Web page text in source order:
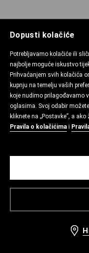
Dopusti kolačiće
Potrebljavamo kolačiće ili
najbolje moguće iskustvo
Prihvaćanjem svih kolačića
kupnju na temelju vaših
koje nudimo prilagođavamo
oglasima. Svoj odabir
kliknete na „Postavke”, a
Pravila o kolačićima i